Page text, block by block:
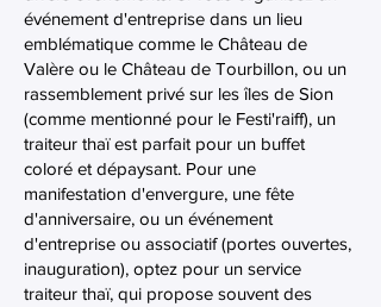
événement d'entreprise dans un lieu
emblématique comme le Château de
Valère ou le Château de Tourbillon, ou un
rassemblement privé sur les îles de Sion
(comme mentionné pour le Festi'raiff), un
traiteur thaï est parfait pour un buffet
coloré et dépaysant. Pour une
manifestation d'envergure, une fête
d'anniversaire, ou un événement
d'entreprise ou associatif (portes ouvertes,
inauguration), optez pour un service
traiteur thaï, qui propose souvent des